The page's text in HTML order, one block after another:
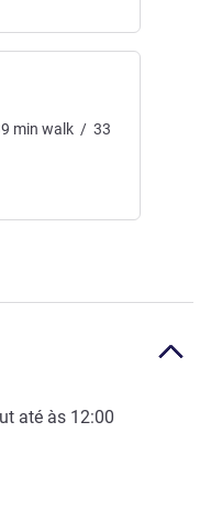
min walk / 33
até às 12:00